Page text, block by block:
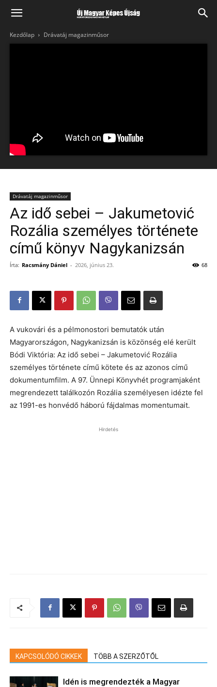
Kezdőlap Drávatáj magazinműsor
Drávatáj magazinműsor
Az idő sebei – Jakumetović
Rozália személyes története
című könyv Nagykanizsán
Írta: Racsmány Dániel - 2026, június 23. 68
A vukovári és a pélmonostori bemutatók után
Magyarországon, Nagykanizsán is közönség elé került
Bódi Viktória: Az idő sebei – Jakumetović Rozália
személyes története című kötete és az azonos című
dokumentumfilm. A 97. Ünnepi Könyvhét programjaként
megrendezett találkozón Rozália személyesen idézte fel
az 1991-es honvédő háború fájdalmas momentumait.
Hirdetés
KAPCSOLÓDÓ CIKKEK TÖBB A SZERZŐTŐL
Idén is megrendezték a Magyar